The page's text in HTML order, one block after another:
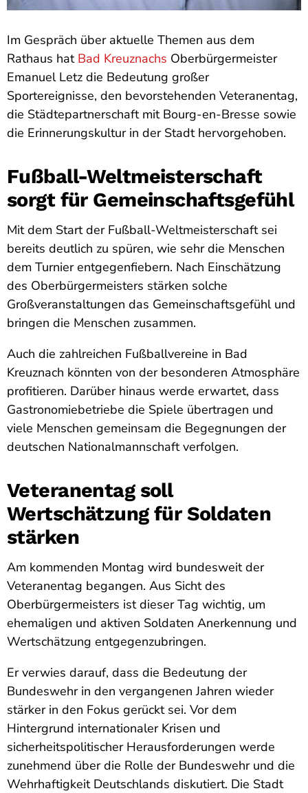
Im Gespräch über aktuelle Themen aus dem
Rathaus hat Bad Kreuznachs Oberbürgermeister
Emanuel Letz die Bedeutung großer
Sportereignisse, den bevorstehenden Veteranentag,
die Städtepartnerschaft mit Bourg-en-Bresse sowie
die Erinnerungskultur in der Stadt hervorgehoben.
Fußball-Weltmeisterschaft
sorgt für Gemeinschaftsgefühl
Mit dem Start der Fußball-Weltmeisterschaft sei
bereits deutlich zu spüren, wie sehr die Menschen
dem Turnier entgegenfiebern. Nach Einschätzung
des Oberbürgermeisters stärken solche
Großveranstaltungen das Gemeinschaftsgefühl und
bringen die Menschen zusammen.
Auch die zahlreichen Fußballvereine in Bad
Kreuznach könnten von der besonderen Atmosphäre
profitieren. Darüber hinaus werde erwartet, dass
Gastronomiebetriebe die Spiele übertragen und
viele Menschen gemeinsam die Begegnungen der
deutschen Nationalmannschaft verfolgen.
Veteranentag soll
Wertschätzung für Soldaten
stärken
Am kommenden Montag wird bundesweit der
Veteranentag begangen. Aus Sicht des
Oberbürgermeisters ist dieser Tag wichtig, um
ehemaligen und aktiven Soldaten Anerkennung und
Wertschätzung entgegenzubringen.
Er verwies darauf, dass die Bedeutung der
Bundeswehr in den vergangenen Jahren wieder
stärker in den Fokus gerückt sei. Vor dem
Hintergrund internationaler Krisen und
sicherheitspolitischer Herausforderungen werde
zunehmend über die Rolle der Bundeswehr und die
Wehrhaftigkeit Deutschlands diskutiert. Die Stadt